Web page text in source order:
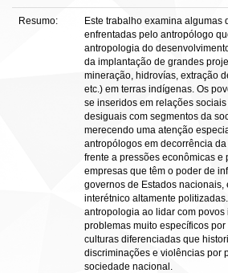
Resumo:
Este trabalho examina algumas
enfrentadas pelo antropólogo
antropologia do
da implantação de grandes
mineração, hidrovías, extração
etc.) em terras indígenas. Os
se inseridos em relações
desiguais com segmentos da
merecendo uma atenção
antropólogos em decorrência
frente a pressões econômicas e
empresas que têm o poder de
governos de Estados nacionais,
interétnico altamente
antropologia ao lidar com
problemas muito específicos
culturas diferenciadas que
discriminações e violências por
sociedade nacional.